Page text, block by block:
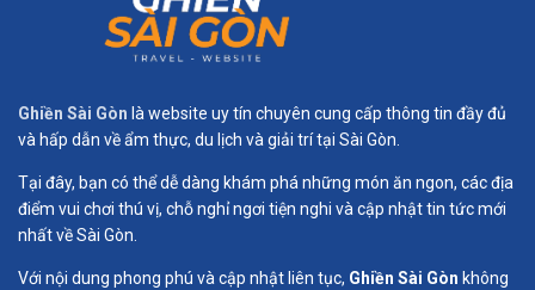
Ghiền Sài Gòn là website uy tín chuyên cung cấp thông tin đầy đủ
và hấp dẫn về ẩm thực, du lịch và giải trí tại Sài Gòn.
Tại đây, bạn có thể dễ dàng khám phá những món ăn ngon, các địa
điểm vui chơi thú vị, chỗ nghỉ ngơi tiện nghi và cập nhật tin tức mới
nhất về Sài Gòn.
Với nội dung phong phú và cập nhật liên tục, Ghiền Sài Gòn không